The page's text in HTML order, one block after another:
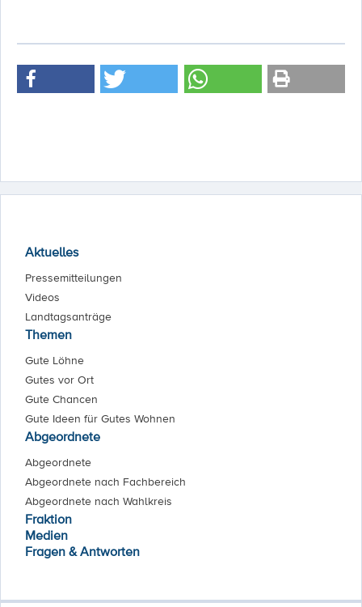
Aktuelles
Pressemitteilungen
Videos
Landtagsanträge
Themen
Gute Löhne
Gutes vor Ort
Gute Chancen
Gute Ideen für Gutes Wohnen
Abgeordnete
Abgeordnete
Abgeordnete nach Fachbereich
Abgeordnete nach Wahlkreis
Fraktion
Medien
Fragen & Antworten